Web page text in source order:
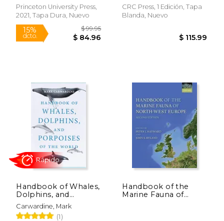
dcto.
Rápido
15%
Rápido
Princeton University Press,
2021, Tapa Dura, Nuevo
CRC Press, 1 Edición, Tapa
Blanda, Nuevo
Handbook of Whales,
Dolphins, and
Porpoises of the
World (en Inglés)
Carwardine, Mark
(1)
Handbook of the
Marine Fauna of